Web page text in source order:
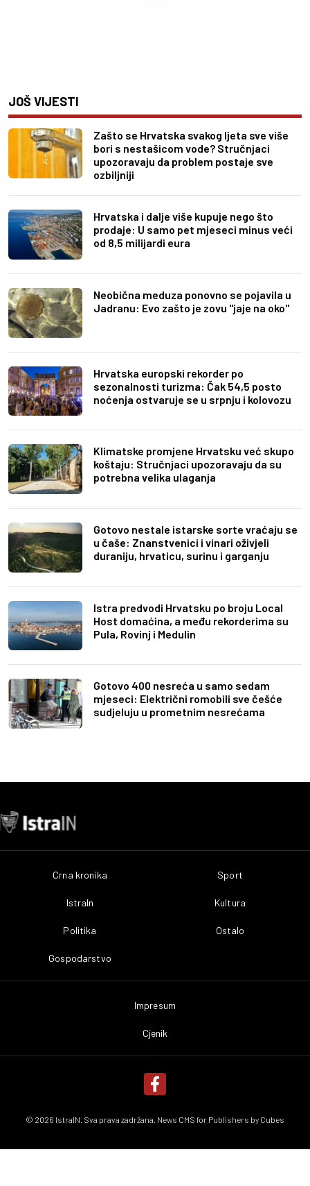
JOŠ VIJESTI
Zašto se Hrvatska svakog ljeta sve više
bori s nestašicom vode? Stručnjaci
upozoravaju da problem postaje sve
ozbiljniji
Hrvatska i dalje više kupuje nego što
prodaje: U samo pet mjeseci minus veći
od 8,5 milijardi eura
Neobična meduza ponovno se pojavila u
Jadranu: Evo zašto je zovu "jaje na oko"
Hrvatska europski rekorder po
sezonalnosti turizma: Čak 54,5 posto
noćenja ostvaruje se u srpnju i kolovozu
Klimatske promjene Hrvatsku već skupo
koštaju: Stručnjaci upozoravaju da su
potrebna velika ulaganja
Gotovo nestale istarske sorte vraćaju se
u čaše: Znanstvenici i vinari oživjeli
duraniju, hrvaticu, surinu i garganju
Istra predvodi Hrvatsku po broju Local
Host domaćina, a među rekorderima su
Pula, Rovinj i Medulin
Gotovo 400 nesreća u samo sedam
mjeseci: Električni romobili sve češće
sudjeluju u prometnim nesrećama
Crna kronika
IstraIn
Politika
Gospodarstvo
Sport
Kultura
Ostalo
Impresum
Cjenik
© 2026 IstraIN. Sva prava zadržana. News CMS for Publishers by Cubes